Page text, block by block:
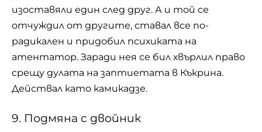
изоставяли един след друг. А и той се
отчуждил от другите, ставал все по-
радикален и придобил психиката на
атентатор. Заради нея се бил хвърлил право
срещу дулата на заптиетата в Къкрина.
Действал като камикадзе.
9. Подмяна с двойник